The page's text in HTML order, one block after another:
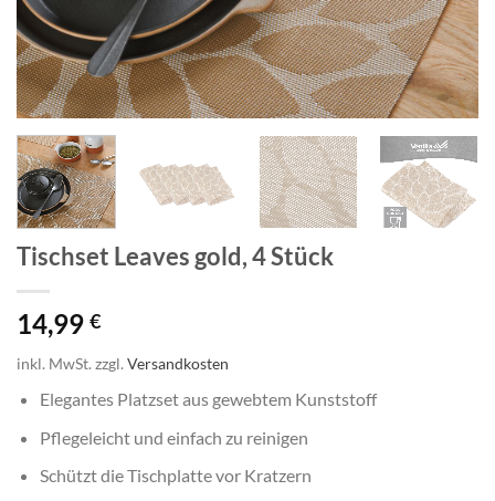
Tischset Leaves gold, 4 Stück
14,99 €
inkl. MwSt. zzgl. Versandkosten
Elegantes Platzset aus gewebtem Kunststoff
Pflegeleicht und einfach zu reinigen
Schützt die Tischplatte vor Kratzern